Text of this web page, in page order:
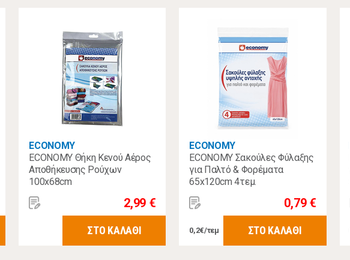
ECONOMY
ECONOMY Θήκη Κενού Αέρος
Αποθήκευσης Ρούχων
100x68cm
2,99 €
ΣΤΟ ΚΑΛΑΘΙ
ECONOMY
ECONOMY Σακούλες Φύλαξης
για Παλτό & Φορέματα
65x120cm 4τεμ.
0,79 €
0,2€/τεμ ΣΤΟ ΚΑΛΑΘΙ